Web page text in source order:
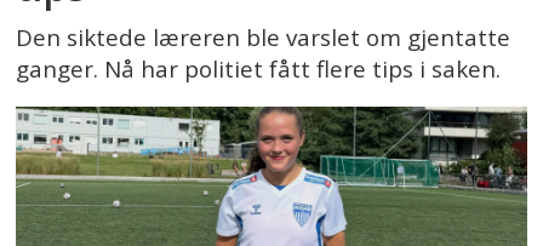
Den siktede læreren ble varslet om gjentatte
ganger. Nå har politiet fått flere tips i saken.